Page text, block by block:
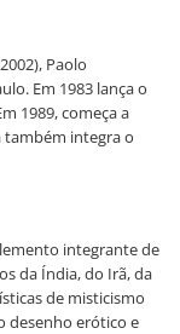
Paolo
Em 1983 lança o
1989, começa a
também integra o
integrante de
da Índia, do Irã, da
de misticismo
desenho erótico e